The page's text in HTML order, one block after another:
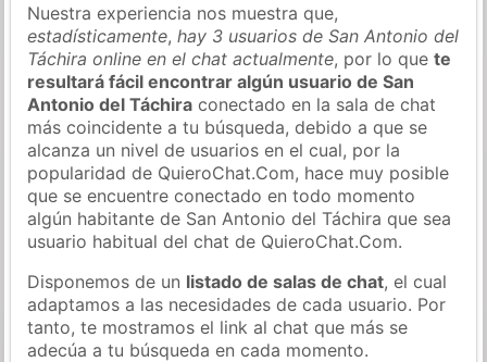
Nuestra experiencia nos muestra que,
estadísticamente,hay 3 usuarios de San Antonio del
Táchira online en el chat actualmente, por lo quete
resultará fácil encontrar algún usuario de San
Antonio del Táchira conectado en la sala de chat
más coincidente a tu búsqueda, debido a que se
alcanza un nivel de usuarios en el cual, por la
popularidad de QuieroChat.Com, hace muy posible
que se encuentre conectado en todo momento
algún habitante de San Antonio del Táchira que sea
usuario habitual del chat de QuieroChat.Com.
Disponemos de un listado de salas de chat, el cual
adaptamos a las necesidades de cada usuario. Por
tanto, te mostramos el link al chat que más se
adecúa a tu búsqueda en cada momento.